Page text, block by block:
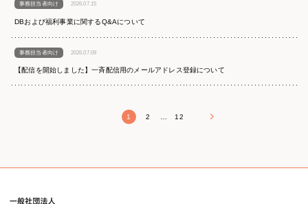
事務担当者向け 2026.07.15
DBおよび福利事業に関するQ&Aについて
事務担当者向け 2026.07.09
【配信を開始しました】一斉配信用のメールアドレス登録について
1 2 … 12